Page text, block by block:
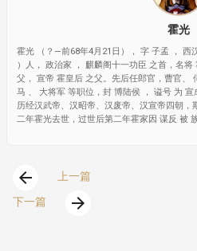
霍光
霍光 （？—前68年4月21日）， 字 子孟 ， 西
）人， 政治家 ， 麒麟阁十一功臣 之首，名
父， 宣帝 霍皇后 之父。先后任郎官，曹官、
马 、 大将军 等职位，封 博陆侯 ， 谥号 为 宣
历经汉武帝、汉昭帝、汉废帝、汉宣帝四朝
二年霍光去世，过世后第二年霍家因 谋反 被 族
arrow_back
上一篇
下一篇
arrow_forward